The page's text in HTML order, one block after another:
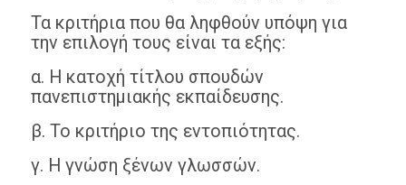
Τα κριτήρια που θα ληφθούν υπόψη για
την επιλογή τους είναι τα εξής:
α. Η κατοχή τίτλου σπουδών
πανεπιστημιακής εκπαίδευσης.
β. Το κριτήριο της εντοπιότητας.
γ. Η γνώση ξένων γλωσσών.